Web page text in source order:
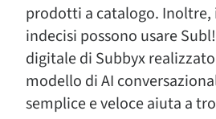
prodotti a catalogo. Inoltre,
indecisi possono usare
digitale di Subbyx
modello di AI
semplice e veloce aiuta a